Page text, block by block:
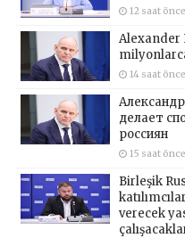
12 saat önce
Alexander
14 saat önce
делает
россиян
15 saat önce
Birleşik
verecek